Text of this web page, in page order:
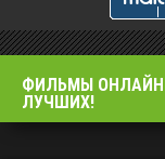
ФИЛЬМЫ
ЛУЧШИХ!